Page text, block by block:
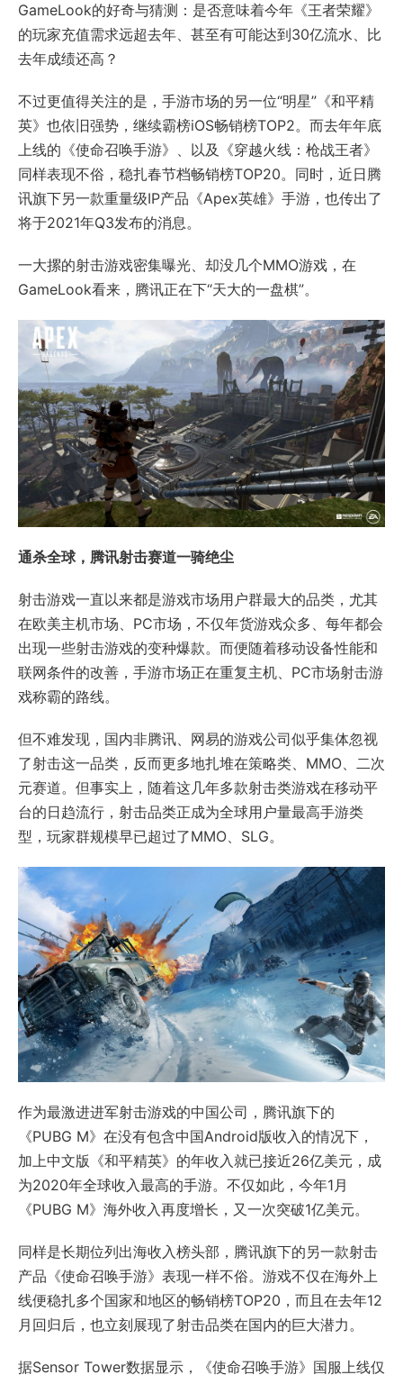
GameLook的好奇与猜测：是否意味着今年《王者荣耀》
的玩家充值需求远超去年、甚至有可能达到30亿流水、比
去年成绩还高？
不过更值得关注的是，手游市场的另一位“明星”《和平精
英》也依旧强势，继续霸榜iOS畅销榜TOP2。而去年年底
上线的《使命召唤手游》、以及《穿越火线：枪战王者》
同样表现不俗，稳扎春节档畅销榜TOP20。同时，近日腾
讯旗下另一款重量级IP产品《Apex英雄》手游，也传出了
将于2021年Q3发布的消息。
一大摞的射击游戏密集曝光、却没几个MMO游戏，在
GameLook看来，腾讯正在下“天大的一盘棋”。
通杀全球，腾讯射击赛道一骑绝尘
射击游戏一直以来都是游戏市场用户群最大的品类，尤其
在欧美主机市场、PC市场，不仅年货游戏众多、每年都会
出现一些射击游戏的变种爆款。而便随着移动设备性能和
联网条件的改善，手游市场正在重复主机、PC市场射击游
戏称霸的路线。
但不难发现，国内非腾讯、网易的游戏公司似乎集体忽视
了射击这一品类，反而更多地扎堆在策略类、MMO、二次
元赛道。但事实上，随着这几年多款射击类游戏在移动平
台的日趋流行，射击品类正成为全球用户量最高手游类
型，玩家群规模早已超过了MMO、SLG。
作为最激进进军射击游戏的中国公司，腾讯旗下的
《PUBG M》在没有包含中国Android版收入的情况下，
加上中文版《和平精英》的年收入就已接近26亿美元，成
为2020年全球收入最高的手游。不仅如此，今年1月
《PUBG M》海外收入再度增长，又一次突破1亿美元。
同样是长期位列出海收入榜头部，腾讯旗下的另一款射击
产品《使命召唤手游》表现一样不俗。游戏不仅在海外上
线便稳扎多个国家和地区的畅销榜TOP20，而且在去年12
月回归后，也立刻展现了射击品类在国内的巨大潜力。
据Sensor Tower数据显示，《使命召唤手游》国服上线仅